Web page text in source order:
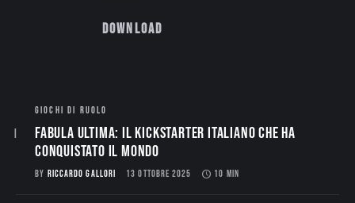
Download
GIOCHI DI RUOLO
Fabula Ultima: il Kickstarter italiano che ha
conquistato il mondo
BY RICCARDO GALLORI 13 OTTOBRE 2025 10 MIN